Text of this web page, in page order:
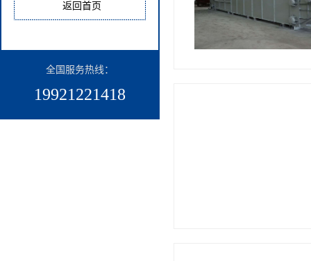
全国服务热线：​
返回首页
19921221418